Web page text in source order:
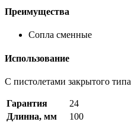
Преимущества
Сопла сменные
Использование
С пистолетами закрытого типа
Гарантия
24
Длинна, мм
100